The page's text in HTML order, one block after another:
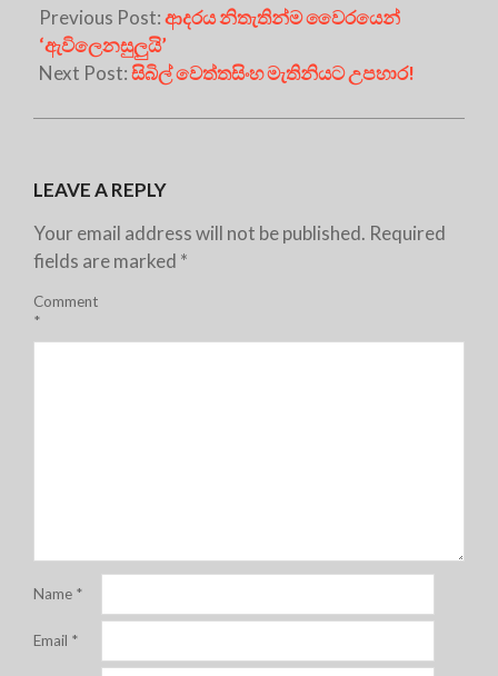
Previous Post:ආදරය නිතැතින්ම වෛරයෙන්
‘ඇවිලෙනසුලුයි’
Next Post:සිබිල් වෙත්තසිංහ මැතිනියට උපහාර!
LEAVE A REPLY
Your email address will not be published. Required
fields are marked *
Comment
*
Name *
Email *